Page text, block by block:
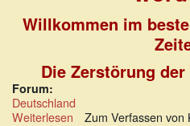
Willkommen im
Die Zerstörung
Forum:
Deutschland
Weiterlesen über
Zum Verfassen von